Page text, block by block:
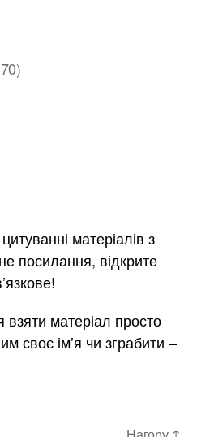
матеріалів з
посилання, відкрите
матеріал просто
своє ім’я чи зграбити –